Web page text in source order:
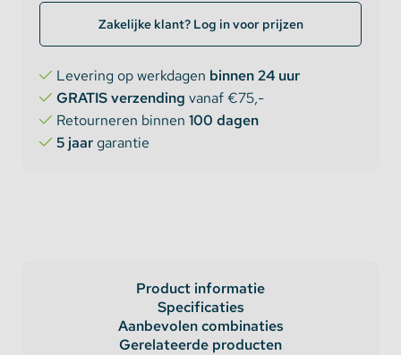
Zakelijke klant? Log in voor prijzen
Levering op werkdagen binnen 24 uur
GRATIS verzending vanaf €75,-
Retourneren binnen 100 dagen
5 jaargarantie
Product informatie
Specificaties
Aanbevolen combinaties
Gerelateerde producten